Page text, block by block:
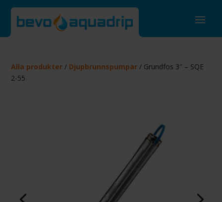
Alla produkter / Djupbrunnspumpar / Grundfos 3″ – SQE
2-55